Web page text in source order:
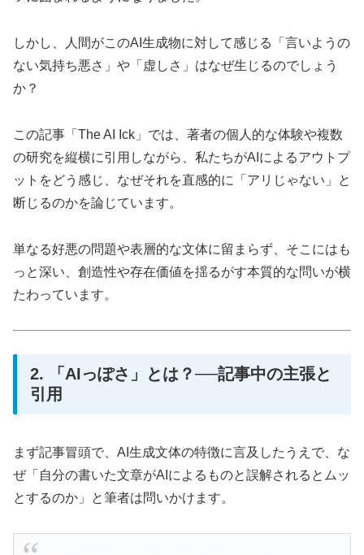
しかし、人間がこのAI生成物に対して感じる「言いようの
ない気持ち悪さ」や「虚しさ」はなぜ生じるのでしょう
か？
この記事「The AI Ick」では、著者の個人的な体験や複数
の研究を縦横に引用しながら、私たちがAIによるアウトプ
ットをどう感じ、なぜそれを直感的に「アリじゃない」と
断じるのかを論じています。
単なる好悪の問題や表層的な文体に留まらず、そこにはも
っと深い、創造性や存在価値を揺るがす本質的な問いが横
たわっています。
2. 「AIっぽさ」とは？──記事中の主張と
引用
まず記事冒頭で、AI生成文体の特徴に言及したうえで、な
ぜ「自分の書いた文章がAIによるものと誤解されるとムッ
とするのか」と筆者は問いかけます。